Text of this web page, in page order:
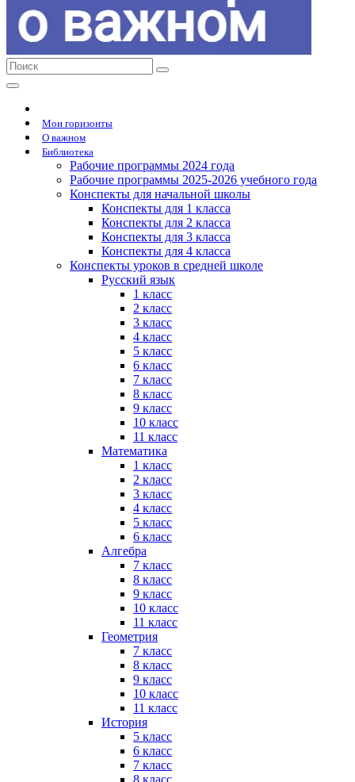
Мои горизонты
О важном
Библиотека
Рабочие программы 2024 года
Рабочие программы 2025-2026 учебного года
Конспекты для начальной школы
Конспекты для 1 класса
Конспекты для 2 класса
Конспекты для 3 класса
Конспекты для 4 класса
Конспекты уроков в средней школе
Русский язык
1 класс
2 класс
3 класс
4 класс
5 класс
6 класс
7 класс
8 класс
9 класс
10 класс
11 класс
Математика
1 класс
2 класс
3 класс
4 класс
5 класс
6 класс
Алгебра
7 класс
8 класс
9 класс
10 класс
11 класс
Геометрия
7 класс
8 класс
9 класс
10 класс
11 класс
История
5 класс
6 класс
7 класс
8 класс